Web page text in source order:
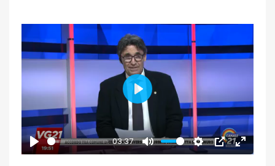
PLAY
03:37
MUTE
SETTINGS
PIP
ENTER
PLAY